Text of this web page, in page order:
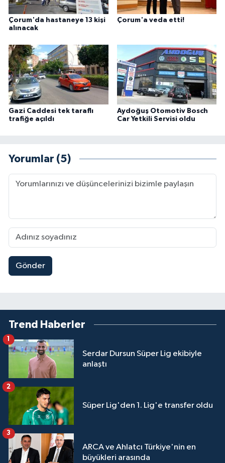
Çorum'da hastaneye 13 kişi
alınacak
Çorum'a veda etti!
Gazi Caddesi tek taraflı
trafiğe açıldı
Aydoğuş Otomotiv Bosch
Car Yetkili Servisi oldu
Yorumlar (5)
Gönder
Trend Haberler
Serdar Dursun Süper Lig ekibiyle
anlaştı
Süper Lig'den 1. Lig'e transfer oldu
2
ARCA ve Ahlatcı Türkiye'nin en
büyükleri arasında
3